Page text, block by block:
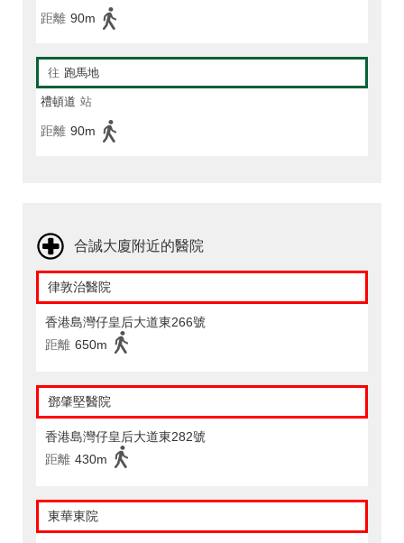
距離 90m
往 跑馬地
禮頓道 站
距離 90m
合誠大廈附近的醫院
律敦治醫院
香港島灣仔皇后大道東266號
距離 650m
鄧肇堅醫院
香港島灣仔皇后大道東282號
距離 430m
東華東院